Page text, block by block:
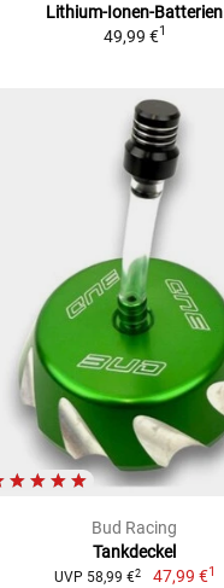
Lithium-Ionen-Batterien
49,99 €1
Bud Racing
Tankdeckel
UVP 58,99 €2 47,99 €1